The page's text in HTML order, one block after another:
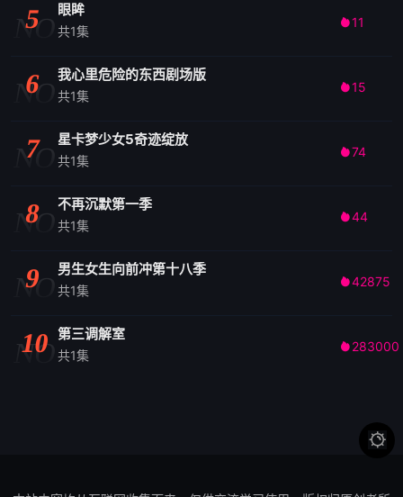
NO
5 眼眸
共1集
11
NO
6 我心里危险的东西剧场版
共1集
15
NO
7 星卡梦少女5奇迹绽放
共1集
74
NO
8 不再沉默第一季
共1集
44
NO
9 男生女生向前冲第十八季
共1集
42875
NO
10 第三调解室
共1集
 283000
